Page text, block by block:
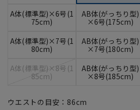
A体(標準型)×6号(1
75cm)
AB体(がっちり型)
×6号(175cm)
A体(標準型)×7号(1
80cm)
AB体(がっちり型)
×7号(180cm)
A体(標準型)×8号(1
85cm)
AB体(がっちり型)
×8号(185cm)
ウエストの目安： 86cm